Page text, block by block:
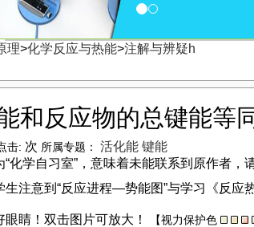
<
理>化学反应与热能>注解与辨疑h
和反应物的总键能等
击: 次 所属专题： 活化能 键能
“化学自习室”，意味着未能联系到原作者
注意到“反应进程—势能图”与学习《反
睛！双击图片可放大！ 【视力保护色